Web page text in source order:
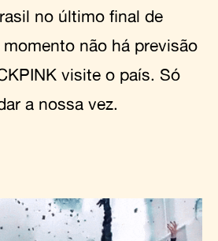
no último final de
não há previsão
visite o país. Só
a nossa vez.